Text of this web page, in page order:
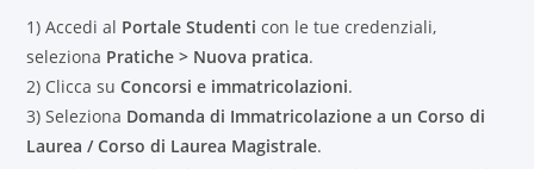
1) Accedi al Portale Studenti con le tue credenziali,
seleziona Pratiche > Nuova pratica.
2) Clicca suConcorsi e immatricolazioni.
3) Seleziona Domanda di Immatricolazione a un Corso di
Laurea / Corso di Laurea Magistrale.